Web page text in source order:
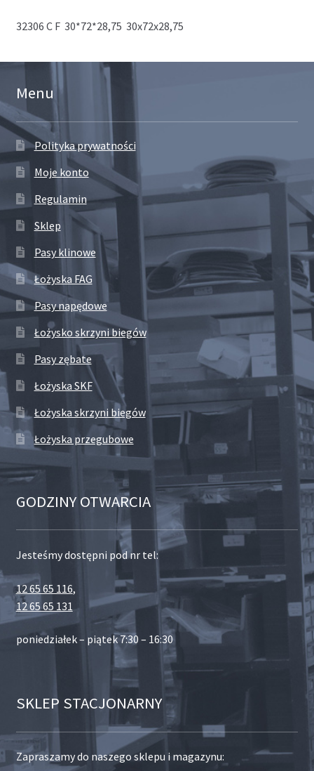
32306 C F 30*72*28,75 30x72x28,75
Menu
Polityka prywatności
Moje konto
Regulamin
Sklep
Pasy klinowe
Łożyska FAG
Pasy napędowe
Łożysko skrzyni biegów
Pasy zębate
Łożyska SKF
Łożyska skrzyni biegów
Łożyska przegubowe
GODZINY OTWARCIA
Jesteśmy dostępni pod nr tel:
12 65 65 116,
12 65 65 131
poniedziałek – piątek 7:30 – 16:30
SKLEP STACJONARNY
Zapraszamy do naszego sklepu i magazynu: